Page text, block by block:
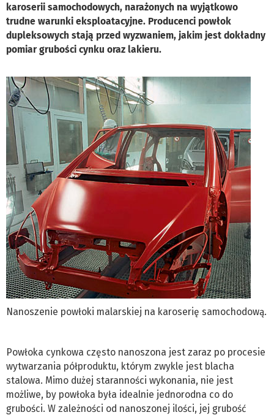
karoserii samochodowych, narażonych na wyjątkowo
trudne warunki eksploatacyjne. Producenci powłok
dupleksowych stają przed wyzwaniem, jakim jest dokładny
pomiar grubości cynku oraz lakieru.
Nanoszenie powłoki malarskiej na karoserię samochodową.
Powłoka cynkowa często nanoszona jest zaraz po procesie
wytwarzania półproduktu, którym zwykle jest blacha
stalowa. Mimo dużej staranności wykonania, nie jest
możliwe, by powłoka była idealnie jednorodna co do
grubości. W zależności od nanoszonej ilości, jej grubość